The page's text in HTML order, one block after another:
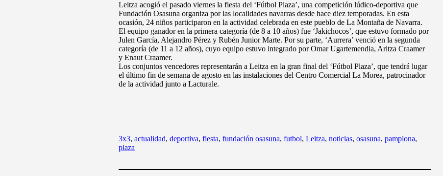
Leitza acogió el pasado viernes la fiesta del ‘Fútbol Plaza’, una competición lúdico-deportiva que
Fundación Osasuna organiza por las localidades navarras desde hace diez temporadas. En esta
ocasión, 24 niños participaron en la actividad celebrada en este pueblo de La Montaña de Navarra.
El equipo ganador en la primera categoría (de 8 a 10 años) fue ‘Jakichocos’, que estuvo formado por
Julen García, Alejandro Pérez y Rubén Junior Marte. Por su parte, ‘Aurrera’ venció en la segunda
categoría (de 11 a 12 años), cuyo equipo estuvo integrado por Omar Ugartemendia, Aritza Craamer
y Enaut Craamer.
Los conjuntos vencedores representarán a Leitza en la gran final del ‘Fútbol Plaza’, que tendrá lugar
el último fin de semana de agosto en las instalaciones del Centro Comercial La Morea, patrocinador
de la actividad junto a Lacturale.
3x3, actualidad, deportiva, fiesta, fundación osasuna, futbol, Leitza, noticias, osasuna, pamplona,
plaza